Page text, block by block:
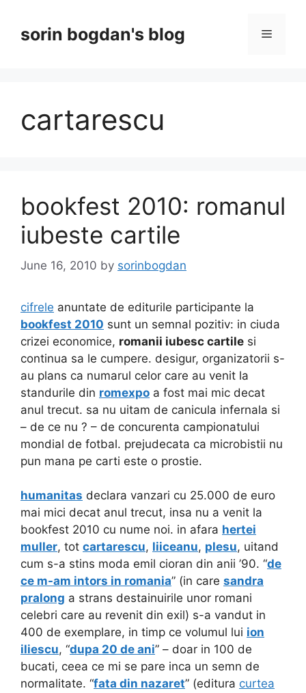
contentsorin bogdan's blog Menu
cartarescu
bookfest 2010: romanul
iubeste cartile
June 16, 2010 by sorinbogdan
cifrele anuntate de editurile participante la
bookfest 2010 sunt un semnal pozitiv: in ciuda
crizei economice, romanii iubesc cartile si
continua sa le cumpere. desigur, organizatorii s-
au plans ca numarul celor care au venit la
standurile din romexpo a fost mai mic decat
anul trecut. sa nu uitam de canicula infernala si
– de ce nu ? – de concurenta campionatului
mondial de fotbal. prejudecata ca microbistii nu
pun mana pe carti este o prostie.
humanitas declara vanzari cu 25.000 de euro
mai mici decat anul trecut, insa nu a venit la
bookfest 2010 cu nume noi. in afara hertei
muller, tot cartarescu, liiceanu, plesu, uitand
cum s-a stins moda emil cioran din anii ’90. “de
ce m-am intors in romania” (in care sandra
pralong a strans destainuirile unor romani
celebri care au revenit din exil) s-a vandut in
400 de exemplare, in timp ce volumul lui ion
iliescu, “dupa 20 de ani” – doar in 100 de
bucati, ceea ce mi se pare inca un semn de
normalitate. “fata din nazaret” (editura curtea